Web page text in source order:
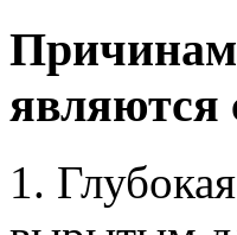
являются
1.